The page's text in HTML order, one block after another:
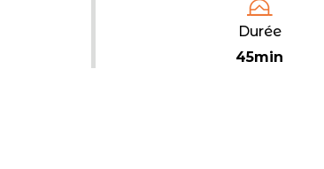
Durée
45min